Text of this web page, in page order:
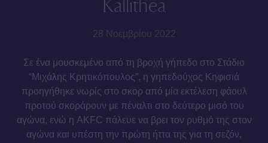
Kallithea
28 Νοεμβρίου 2022
Σε ένα μουσκεμένο από τη βροχή γήπεδο στο Στάδιο
“Μιχάλης Κρητικόπουλος”, η γηπεδούχος Κηφισιά
προηγήθηκε νωρίς στο σκορ από μία εκτέλεση φάουλ
προτού σκοράρουν με πέναλτι στο δεύτερο μισό του
αγώνα, ενώ η AKFC πάλευε να βρει τον ρυθμό της στον
αγώνα και υπέστη την πρώτη ήττα της για τη σεζόν,